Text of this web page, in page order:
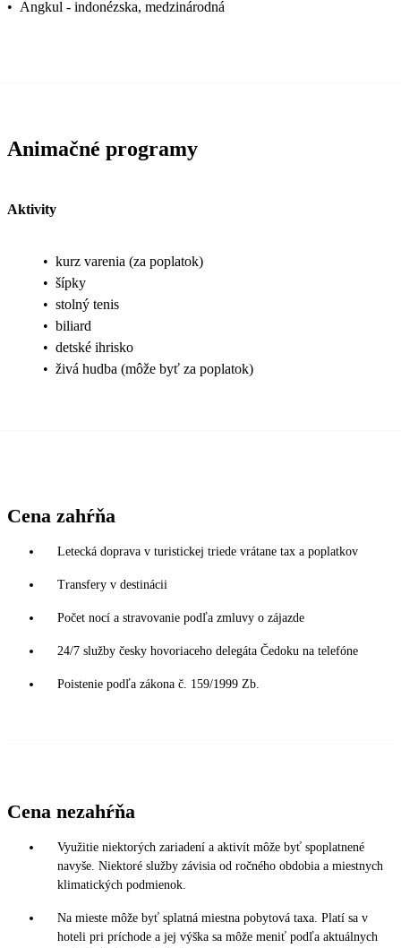
• Angkul - indonézska, medzinárodná
Animačné programy
Aktivity
• kurz varenia (za poplatok)
• šípky
• stolný tenis
• biliard
• detské ihrisko
• živá hudba (môže byť za poplatok)
Cena zahŕňa
Letecká doprava v turistickej triede vrátane tax a poplatkov
Transfery v destinácii
Počet nocí a stravovanie podľa zmluvy o zájazde
24/7 služby česky hovoriaceho delegáta Čedoku na telefóne
Poistenie podľa zákona č. 159/1999 Zb.
Cena nezahŕňa
Využitie niektorých zariadení a aktivít môže byť spoplatnené
navyše. Niektoré služby závisia od ročného obdobia a miestnych
klimatických podmienok.
Na mieste môže byť splatná miestna pobytová taxa. Platí sa v
hoteli pri príchode a jej výška sa môže meniť podľa aktuálnych